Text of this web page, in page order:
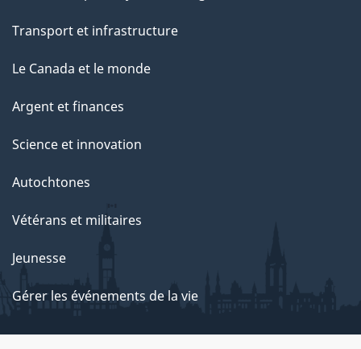
Transport et infrastructure
Le Canada et le monde
Argent et finances
Science et innovation
Autochtones
Vétérans et militaires
Jeunesse
Gérer les événements de la vie